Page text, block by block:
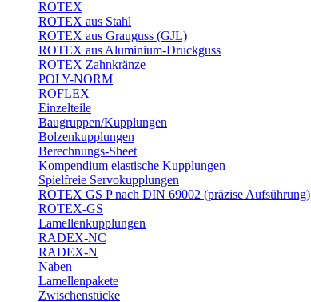
ROTEX
ROTEX aus Stahl
ROTEX aus Grauguss (GJL)
ROTEX aus Aluminium-Druckguss
ROTEX Zahnkränze
POLY-NORM
ROFLEX
Einzelteile
Baugruppen/Kupplungen
Bolzenkupplungen
Berechnungs-Sheet
Kompendium elastische Kupplungen
Spielfreie Servokupplungen
ROTEX GS P nach DIN 69002 (präzise Aufsührung)
ROTEX-GS
Lamellenkupplungen
RADEX-NC
RADEX-N
Naben
Lamellenpakete
Zwischenstücke